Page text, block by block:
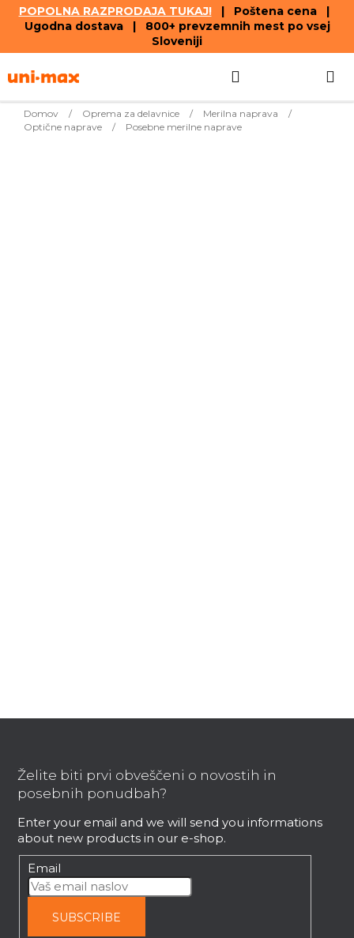
POPOLNA RAZPRODAJA TUKAJ!| Poštena cena |
Ugodna dostava | 800+ prevzemnih mest po vsej
Sloveniji
to
Domov / Oprema za delavnice / Merilna naprava
/
Optične naprave
/ Posebne merilne naprave
Želite biti prvi obveščeni o novostih in
posebnih ponudbah?
Enter your email and we will send you informations
about new products in our e-shop.
Email
SUBSCRIBE